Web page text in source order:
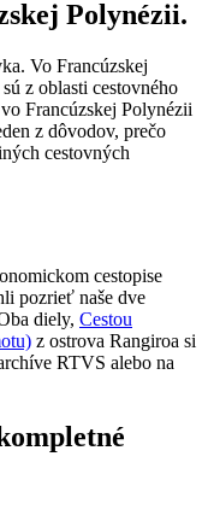
Polynézii.
Vo Francúzskej
z oblasti cestovného
Francúzskej Polynézii
z dôvodov, prečo
cestovných
cestopise
pozrieť naše dve
diely, Cestou
z ostrova Rangiroa si
RTVS alebo na